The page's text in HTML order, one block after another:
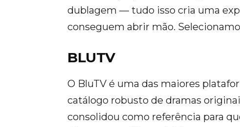
dublagem — tudo isso cria uma
conseguem abrir mão.
BLUTV
O BluTV é uma das maiores
catálogo robusto de dramas
consolidou como referência para